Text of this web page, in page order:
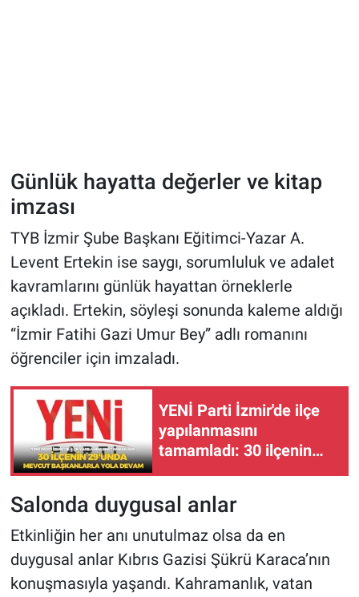
Günlük hayatta değerler ve kitap
imzası
TYB İzmir Şube Başkanı Eğitimci-Yazar A.
Levent Ertekin ise saygı, sorumluluk ve adalet
kavramlarını günlük hayattan örneklerle
açıkladı. Ertekin, söyleşi sonunda kaleme aldığı
“İzmir Fatihi Gazi Umur Bey” adlı romanını
öğrenciler için imzaladı.
YENİ Parti İzmir'de ilçe
yapılanmasını
tamamladı: 30 ilçenin
başkanlarla yola devam
Salonda duygusal anlar
Etkinliğin her anı unutulmaz olsa da en
duygusal anlar Kıbrıs Gazisi Şükrü Karaca’nın
konuşmasıyla yaşandı. Kahramanlık, vatan